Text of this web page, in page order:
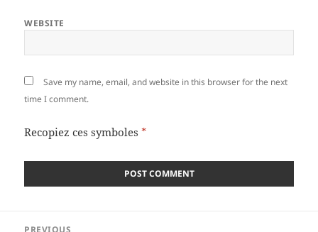
WEBSITE
Save my name, email, and website in this browser for the next
time I comment.
Recopiez ces symboles *